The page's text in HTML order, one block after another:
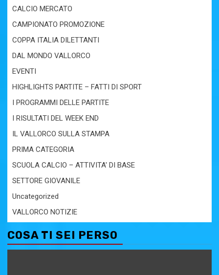
CALCIO MERCATO
CAMPIONATO PROMOZIONE
COPPA ITALIA DILETTANTI
DAL MONDO VALLORCO
EVENTI
HIGHLIGHTS PARTITE – FATTI DI SPORT
I PROGRAMMI DELLE PARTITE
I RISULTATI DEL WEEK END
IL VALLORCO SULLA STAMPA
PRIMA CATEGORIA
SCUOLA CALCIO – ATTIVITA' DI BASE
SETTORE GIOVANILE
Uncategorized
VALLORCO NOTIZIE
COSA TI SEI PERSO